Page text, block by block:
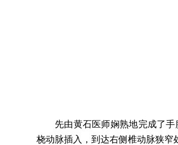
先由黄石医师娴熟地完成了
桡动脉插入，到达右侧椎动脉狭窄